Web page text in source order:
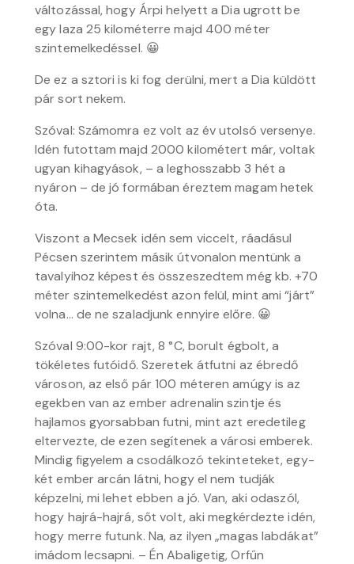
változással, hogy Árpi helyett a Dia ugrott be
egy laza 25 kilométerre majd 400 méter
szintemelkedéssel. 😀
De ez a sztori is ki fog derülni, mert a Dia küldött
pár sort nekem.
Szóval: Számomra ez volt az év utolsó versenye.
Idén futottam majd 2000 kilométert már, voltak
ugyan kihagyások, – a leghosszabb 3 hét a
nyáron – de jó formában éreztem magam hetek
óta.
Viszont a Mecsek idén sem viccelt, ráadásul
Pécsen szerintem másik útvonalon mentünk a
tavalyihoz képest és összeszedtem még kb. +70
méter szintemelkedést azon felül, mint ami “járt”
volna… de ne szaladjunk ennyire előre. 😀
Szóval 9:00-kor rajt, 8 °C, borult égbolt, a
tökéletes futóidő. Szeretek átfutni az ébredő
városon, az első pár 100 méteren amúgy is az
egekben van az ember adrenalin szintje és
hajlamos gyorsabban futni, mint azt eredetileg
eltervezte, de ezen segítenek a városi emberek.
Mindig figyelem a csodálkozó tekinteteket, egy-
két ember arcán látni, hogy el nem tudják
képzelni, mi lehet ebben a jó. Van, aki odaszól,
hogy hajrá-hajrá, sőt volt, aki megkérdezte idén,
hogy merre futunk. Na, az ilyen „magas labdákat”
imádom lecsapni. – Én Abaligetig, Orfűn